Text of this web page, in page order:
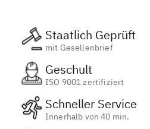
Staatlich Geprüft
mit Gesellenbrief
Geschult
ISO 9001 zertifiziert
Schneller Service
Innerhalb von 40 min.